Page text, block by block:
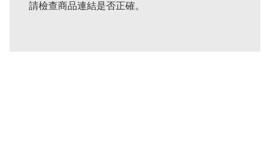
請檢查商品連結是否正確。